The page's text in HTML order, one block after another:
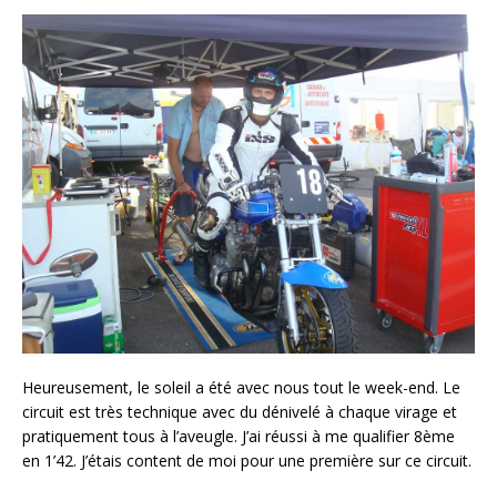
Heureusement, le soleil a été avec nous tout le week-end. Le
circuit est très technique avec du dénivelé à chaque virage et
pratiquement tous à l’aveugle. J’ai réussi à me qualifier 8ème
en 1’42. J’étais content de moi pour une première sur ce circuit.